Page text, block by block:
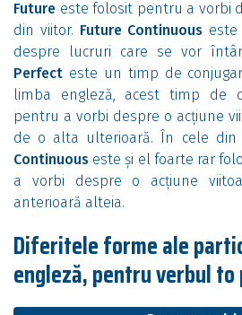
Future este folosit pentru a vorbi
din viitor. Future Continuous
despre lucruri care se vor
Perfect este un timp de
limba engleză, acest timp de
pentru a vorbi despre o acțiune
de o alta ulterioară. În cele din
Continuous este și el foarte rar
a vorbi despre o acțiune
anterioară alteia.
Diferitele forme ale
engleză, pentru verbul